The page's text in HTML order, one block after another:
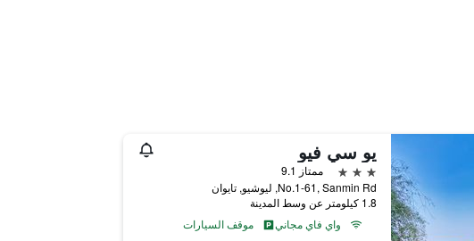
يو سي فيو
3 نجوم
ممتاز 9.1
No.1-61, Sanmin Rd, ليوشيو, تايوان
1.8 كيلومتر عن وسط المدينة
واي فاي مجاني
موقف السيارات